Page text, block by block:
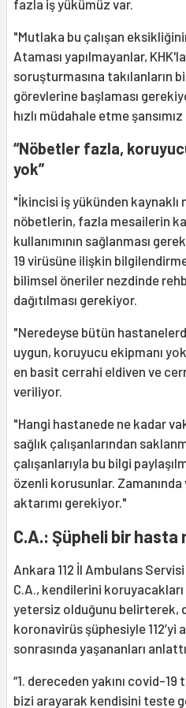
fazla iş yükümüz var.
"Mutlaka bu çalışan
Ataması yapılmayanlar,
soruşturmasına takılanların
görevlerine başlaması
hızlı müdahale etme
“Nöbetler fazla,
yok”
"İkincisi iş yükünden
nöbetlerin, fazla mesailerin
kullanımının sağlanması
19 virüsüne ilişkin
bilimsel öneriler nezdinde
dağıtılması gerekiyor.
"Neredeyse bütün
uygun, koruyucu ekipmanı
en basit cerrahi eldiven ve
veriliyor.
"Hangi hastanede ne kadar
sağlık çalışanlarından
çalışanlarıyla bu bilgi
özenli korusunlar.
aktarımı gerekiyor."
C.A.: Şüpheli bir hasta
Ankara 112 İl Ambulans
C.A., kendilerini
yetersiz olduğunu belirterek,
koronavirüs şüphesiyle 112’yi
sonrasında yaşananları
“1. dereceden yakını covid-
bizi arayarak kendisini teste